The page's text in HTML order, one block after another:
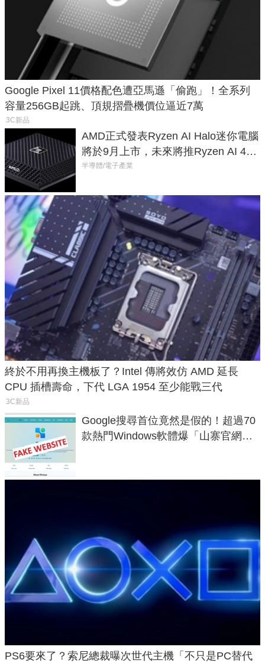
Google Pixel 11價格配色遭亞馬遜「偷跑」！全系列
容量256GB起跳、頂規摺疊機價位逼近7萬
3C新品
AMD正式發表Ryzen AI Halo迷你電腦
將於9月上市，未來將推Ryzen AI 400
Max系列處理器與對應升級版
半導體/電子產業
終於不用再換主機板了？Intel 傳將效仿 AMD 延長
CPU 插槽壽命，下代 LGA 1954 至少能戰三代
3C新品
Google搜尋首位竟然是假的！超過70
款熱門Windows軟體爆「山寨官網」
PS6要來了？索尼總裁曝次世代主機「不只是PC替代